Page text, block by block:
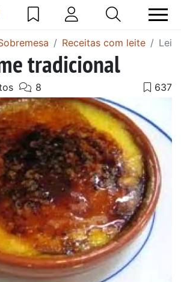
Receitas com leite
tradicional